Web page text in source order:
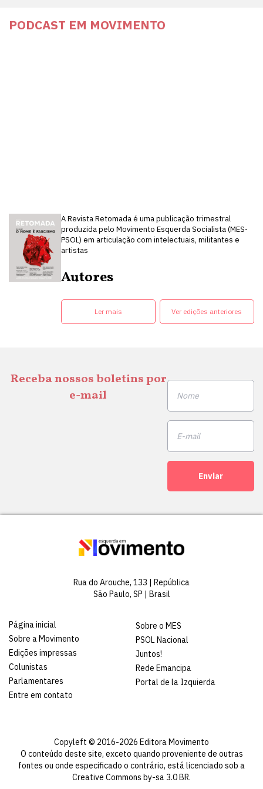
PODCAST EM MOVIMENTO
A Revista Retomada é uma publicação trimestral
produzida pelo Movimento Esquerda Socialista (MES-
PSOL) em articulação com intelectuais, militantes e
artistas
Autores
Ler mais Ver edições anteriores
Receba nossos boletins por
e-mail
Enviar
Rua do Arouche, 133 | República
São Paulo, SP | Brasil
Página inicial
Sobre a Movimento
Edições impressas
Colunistas
Parlamentares
Entre em contato
Sobre o MES
PSOL Nacional
Juntos!
Rede Emancipa
Portal de la Izquierda
Copyleft © 2016-2026 Editora Movimento
O conteúdo deste site, exceto quando proveniente de outras
fontes ou onde especificado o contrário, está licenciado sob a
Creative Commons by-sa 3.0 BR.